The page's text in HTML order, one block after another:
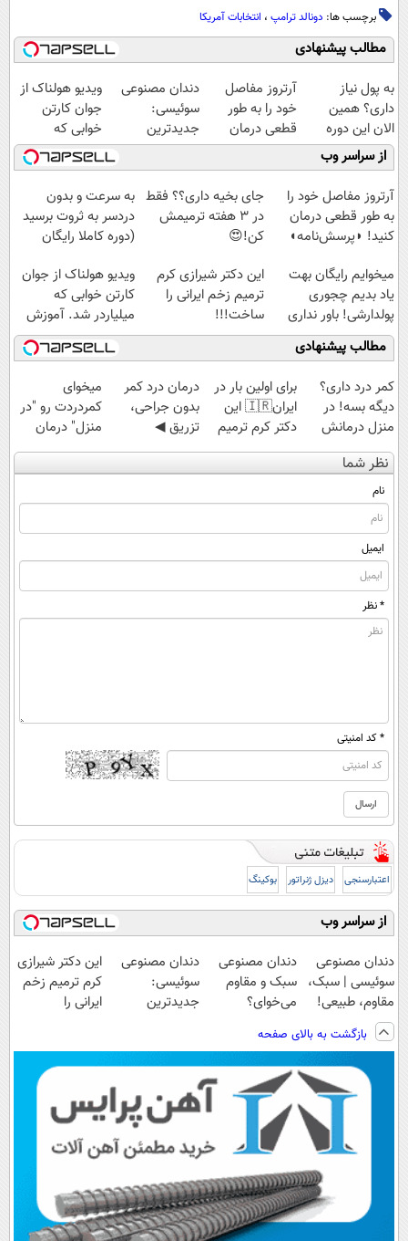
برچسب ها: دونالد ترامپ ، انتخابات آمریکا
مطالب پیشنهادی
به پول نیاز
داری؟ همین
الان این دوره
رایگان رو شرکت
کن تا دیر نشده!
آرتروز مفاصل
خود را به طور
قطعی درمان
کنید!
◗پرسش‌نامه◖
دندان مصنوعی
سوئیسی:
جدیدترین
فناوری اروپا،
سبک و مقاوم |
پرداخت قسطی
ویدیو هولناک از
جوان کارتن
خوابی که
میلیاردر شد.
آموزش رایگان
از سراسر وب
آرتروز مفاصل خود را
به طور قطعی درمان
کنید! ◗پرسش‌نامه◖
جای بخیه داری؟؟ فقط
در 3 هفته ترمیمش
کن!😍
به سرعت و بدون
دردسر به ثروت برسید
(دوره کاملا رایگان
میخوایم رایگان بهت
یاد بدیم چجوری
پولدارشی! باور نداری
امتحانش مجانیه
این دکتر شیرازی کرم
ترمیم زخم ایرانی را
ساخت!!!
ویدیو هولناک از جوان
کارتن خوابی که
میلیاردر شد. آموزش
رایگان
مطالب پیشنهادی
کمر درد داری؟
دیگه بسه! در
منزل درمانش
کن
(◀پرسش‌نامه)
برای اولین بار در
ایران🇮🇷 این
دکتر کرم ترمیم
کننده 23 روزه
ساخت!
درمان درد کمر
بدون جراحی،
تزریق ◀
پرسش‌نامه رو پر
کن ▶
میخوای
کمردردت رو "در
منزل" درمان
کنی؟ (◂فیلم +
◂پرسش‌نامه)
نظر شما
نام
ایمیل
* نظر
* کد امنیتی
اعتبارسنجی دیزل ژنراتور بوکینگ
از سراسر وب
دندان مصنوعی
سوئیسی | سبک،
مقاوم، طبیعی!
ویزیت
رایگان+پرداخت
اقساطی😍
دندان مصنوعی
سبک و مقاوم
می‌خوای؟
هم داریم!😍 |
📍تهران
دندان مصنوعی
سوئیسی:
جدیدترین
پرداخت قسطی
این دکتر شیرازی
کرم ترمیم زخم
ایرانی را
بازگشت به بالای صفحه